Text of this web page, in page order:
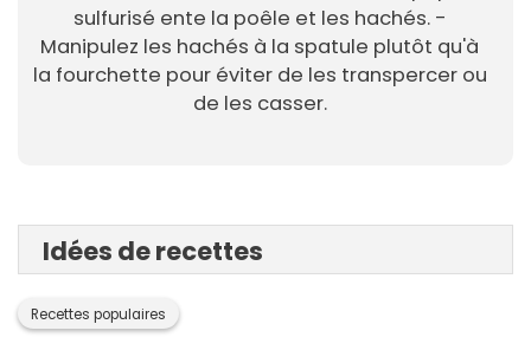
sulfurisé ente la poêle et les hachés. -
Manipulez les hachés à la spatule plutôt qu'à
la fourchette pour éviter de les transpercer ou
de les casser.
Idées de recettes
Recettes populaires